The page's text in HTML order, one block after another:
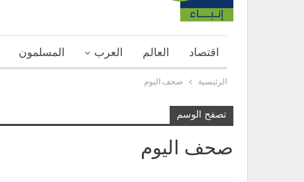
اقتصاد العالم العرب المسلمون
الرئيسية صحف اليوم
تصفح الوسم
صحف اليوم